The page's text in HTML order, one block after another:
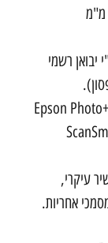
523x 379x 169 מ"מ
יבואן רשמי
Epson
עיקרי,
אחריות.